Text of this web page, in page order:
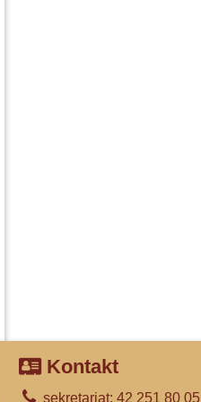
Kontakt
sekretariat: 42 251 80 05